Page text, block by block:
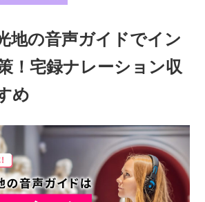
地の音声ガイドでイン
！宅録ナレーション収
め